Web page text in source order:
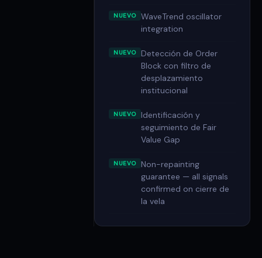
NUEVO
WaveTrend oscillator
integration
NUEVO
Detección de Order
Block con filtro de
desplazamiento
institucional
NUEVO
Identificación y
seguimiento de Fair
Value Gap
NUEVO
Non-repainting
guarantee — all signals
confirmed on cierre de
la vela